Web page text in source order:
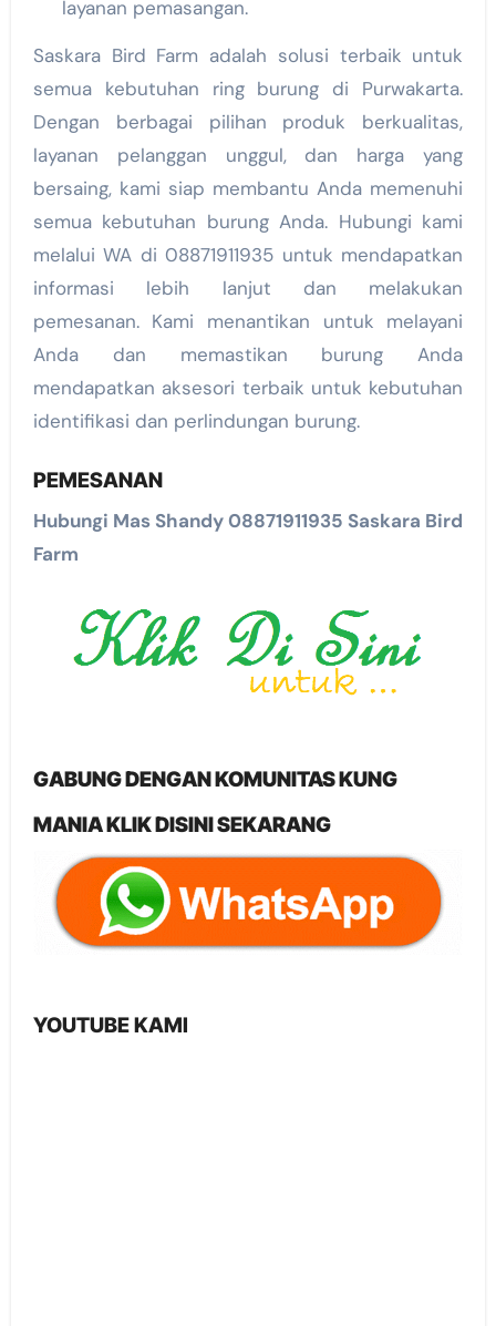
layanan pemasangan.
Saskara Bird Farm adalah solusi terbaik untuk
semua kebutuhan ring burung di Purwakarta.
Dengan berbagai pilihan produk berkualitas,
layanan pelanggan unggul, dan harga yang
bersaing, kami siap membantu Anda memenuhi
semua kebutuhan burung Anda. Hubungi kami
melalui WA di 08871911935 untuk mendapatkan
informasi lebih lanjut dan melakukan
pemesanan. Kami menantikan untuk melayani
Anda dan memastikan burung Anda
mendapatkan aksesori terbaik untuk kebutuhan
identifikasi dan perlindungan burung.
PEMESANAN
Hubungi Mas Shandy 08871911935 Saskara Bird
Farm
GABUNG DENGAN KOMUNITAS KUNG
MANIA KLIK DISINI SEKARANG
YOUTUBE KAMI